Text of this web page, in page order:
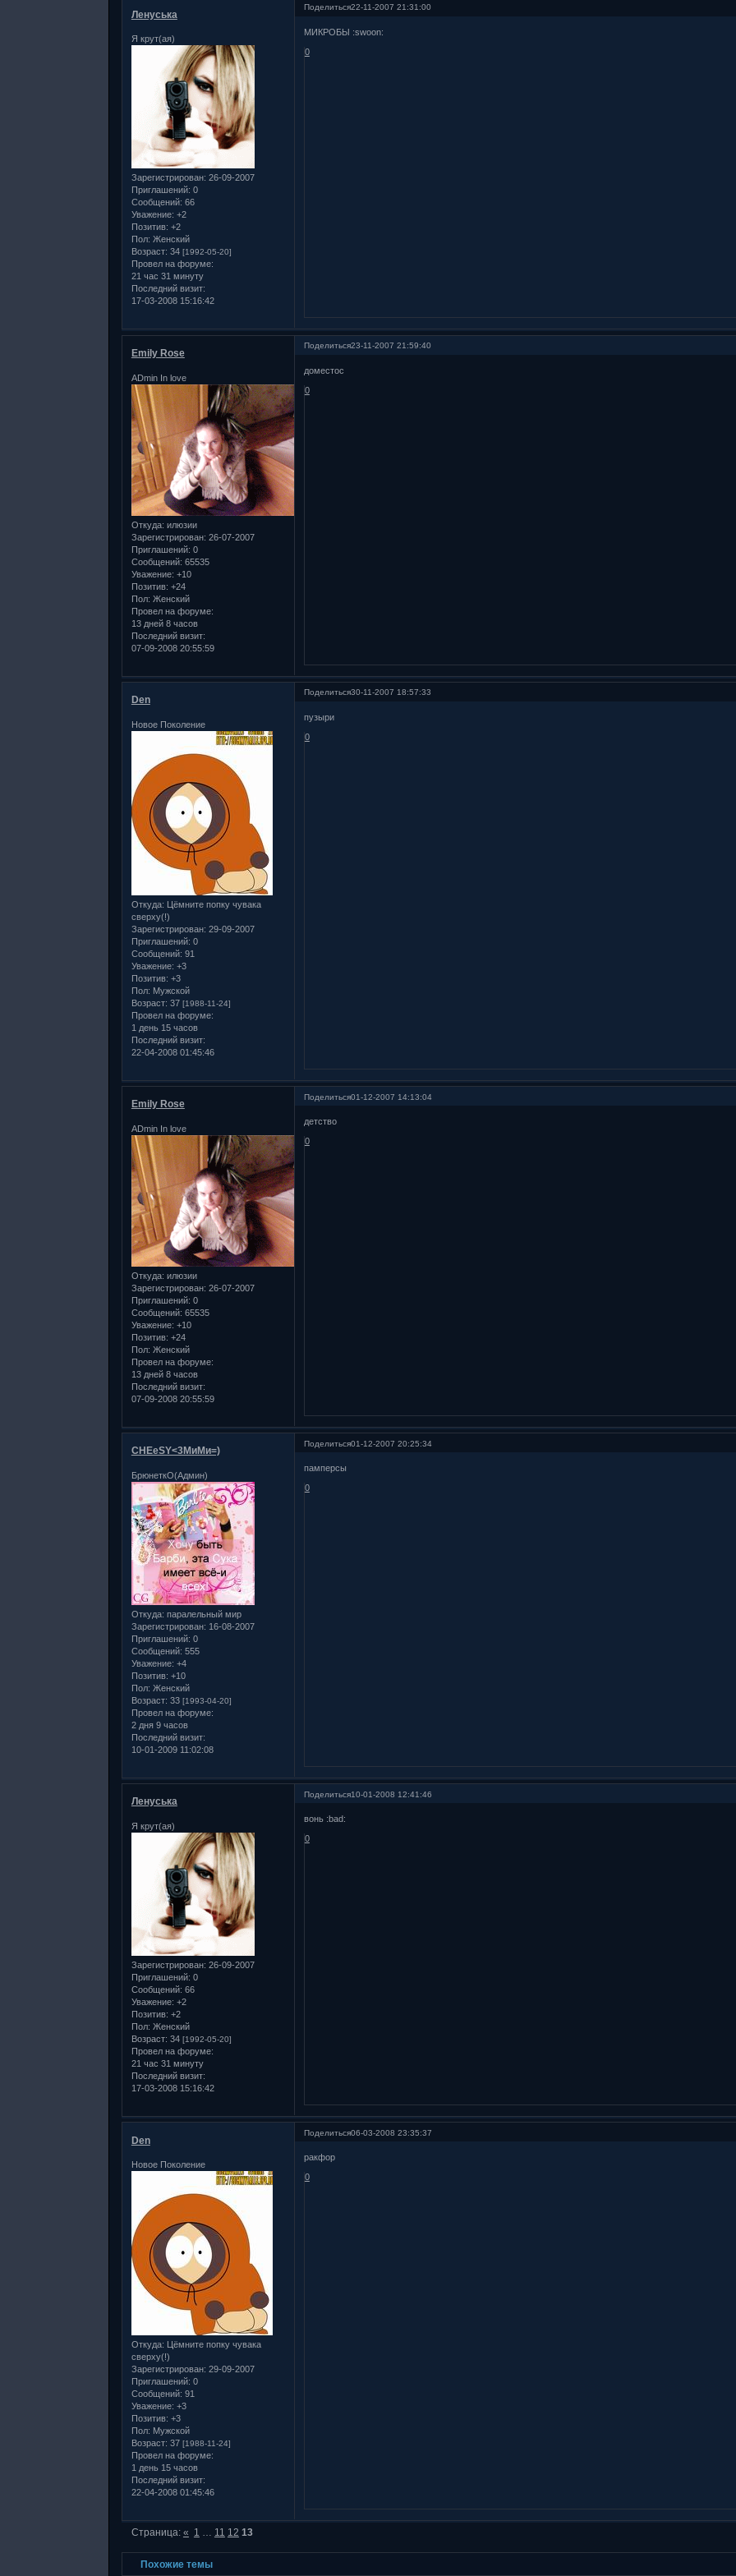
Поделиться22-11-2007 21:31:00
Ленуська
Я крут(ая)
Зарегистрирован: 26-09-2007
Приглашений: 0
Сообщений: 66
Уважение: +2
Позитив: +2
Пол: Женский
Возраст: 34 [1992-05-20]
Провел на форуме:
21 час 31 минуту
Последний визит:
17-03-2008 15:16:42
МИКРОБЫ :swoon:
0
Поделиться23-11-2007 21:59:40
Emily Rose
ADmin In love
Откуда: илюзии
Зарегистрирован: 26-07-2007
Приглашений: 0
Сообщений: 65535
Уважение: +10
Позитив: +24
Пол: Женский
Провел на форуме:
13 дней 8 часов
Последний визит:
07-09-2008 20:55:59
доместос
0
Поделиться30-11-2007 18:57:33
Den
Новое Поколение
Откуда: Цёмните попку чувака
сверху(!)
Зарегистрирован: 29-09-2007
Приглашений: 0
Сообщений: 91
Уважение: +3
Позитив: +3
Пол: Мужской
Возраст: 37 [1988-11-24]
Провел на форуме:
1 день 15 часов
Последний визит:
22-04-2008 01:45:46
пузыри
0
Поделиться01-12-2007 14:13:04
Emily Rose
ADmin In love
Откуда: илюзии
Зарегистрирован: 26-07-2007
Приглашений: 0
Сообщений: 65535
Уважение: +10
Позитив: +24
Пол: Женский
Провел на форуме:
13 дней 8 часов
Последний визит:
07-09-2008 20:55:59
детство
0
Поделиться01-12-2007 20:25:34
CHEeSY<3МиМи=)
БрюнеткО(Админ)
Откуда: паралельный мир
Зарегистрирован: 16-08-2007
Приглашений: 0
Сообщений: 555
Уважение: +4
Позитив: +10
Пол: Женский
Возраст: 33 [1993-04-20]
Провел на форуме:
2 дня 9 часов
Последний визит:
10-01-2009 11:02:08
памперсы
0
Поделиться10-01-2008 12:41:46
Ленуська
Я крут(ая)
Зарегистрирован: 26-09-2007
Приглашений: 0
Сообщений: 66
Уважение: +2
Позитив: +2
Пол: Женский
Возраст: 34 [1992-05-20]
Провел на форуме:
21 час 31 минуту
Последний визит:
17-03-2008 15:16:42
вонь :bad:
0
Поделиться06-03-2008 23:35:37
Den
Новое Поколение
Откуда: Цёмните попку чувака
сверху(!)
Зарегистрирован: 29-09-2007
Приглашений: 0
Сообщений: 91
Уважение: +3
Позитив: +3
Пол: Мужской
Возраст: 37 [1988-11-24]
Провел на форуме:
1 день 15 часов
Последний визит:
22-04-2008 01:45:46
ракфор
0
Страница: « 1 … 11 12 13
Похожие темы